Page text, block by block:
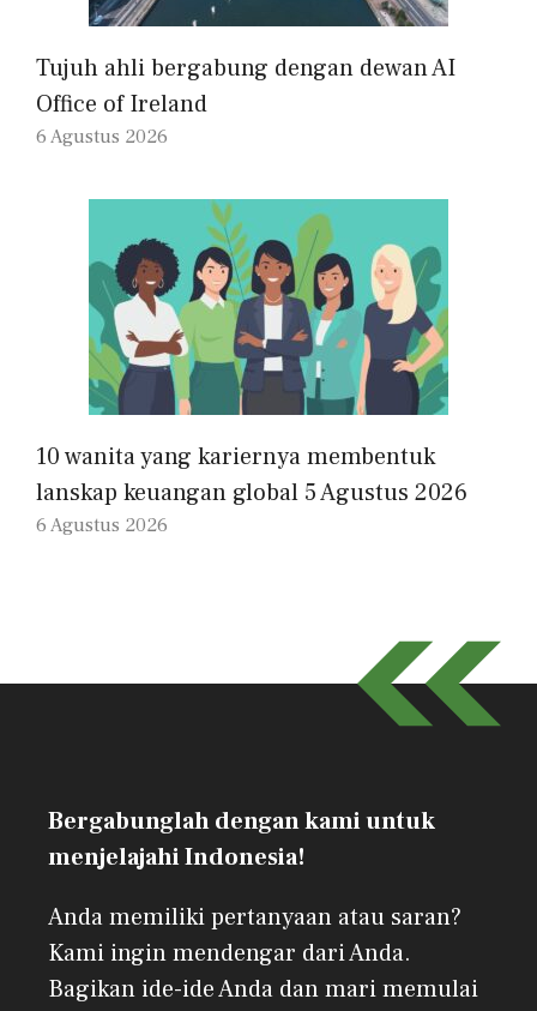
Tujuh ahli bergabung dengan dewan AI
Office of Ireland
6 Agustus 2026
10 wanita yang kariernya membentuk
lanskap keuangan global 5 Agustus 2026
6 Agustus 2026
Bergabunglah dengan kami untuk
menjelajahi Indonesia!
Anda memiliki pertanyaan atau saran?
Kami ingin mendengar dari Anda.
Bagikan ide-ide Anda dan mari memulai